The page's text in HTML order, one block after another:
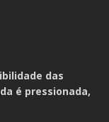
das
é pressionada,